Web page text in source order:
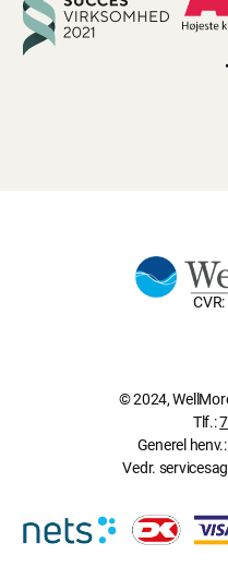
© 2024,
Tlf.:
Generel henv.:
Vedr.